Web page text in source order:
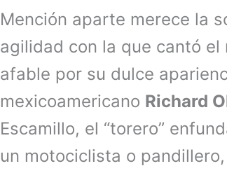
Mención aparte merece la
agilidad con la que cantó
afable por su dulce
mexicoamericano Richard
Escamillo, el “torero”
un motociclista o